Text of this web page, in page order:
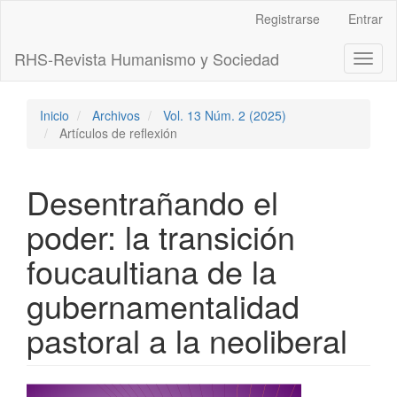
principal
Barra
Registrarse Entrar
RHS-Revista Humanismo y Sociedad
Inicio Archivos
Vol. 13 Núm. 2 (2025)
Artículos de reflexión
Desentrañando el
poder: la transición
foucaultiana de la
gubernamentalidad
pastoral a la neoliberal